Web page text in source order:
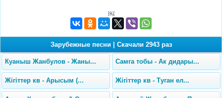
￼
Зарубежные песни Скачали 2943 раз
Куаныш Жанбулов - Жаны... Самга тобы - Ак дидары...
Жігіттер кв - Арысым (... Жігіттер кв - Туган ел...